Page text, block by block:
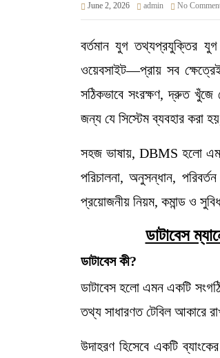
June 2, 2026 admin No
বর্তমান যুগ তথ্যপ্রযুক্তির
ওয়েবসাইট—প্রায় সব
সঠিকভাবে সংরক্ষণ, দ্রুত
জন্য যে সিস্টেম ব্যবহার করা
সহজ ভাষায়, DBMS হলো এমন
পরিচালনা, অনুসন্ধান,
প্রয়োজনীয় নিয়ম, কমান্ড ও
ডাটাবেস
ডাটাবেস কী?
ডাটাবেস হলো এমন একটি
তথ্য সাধারণত টেবিল আকারে
উদাহরণ হিসেবে একটি